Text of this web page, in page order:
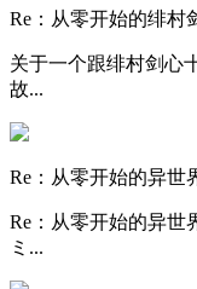
Re：从零开始的绯村
关于一个跟绯村剑心
故...
Re：从零开始的异世
Re：从零开始的异世
ミ...